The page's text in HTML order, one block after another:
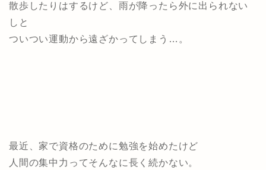
散歩したりはするけど、雨が降ったら外に出られない
しと
ついつい運動から遠ざかってしまう…。
最近、家で資格のために勉強を始めたけど
人間の集中力ってそんなに長く続かない。